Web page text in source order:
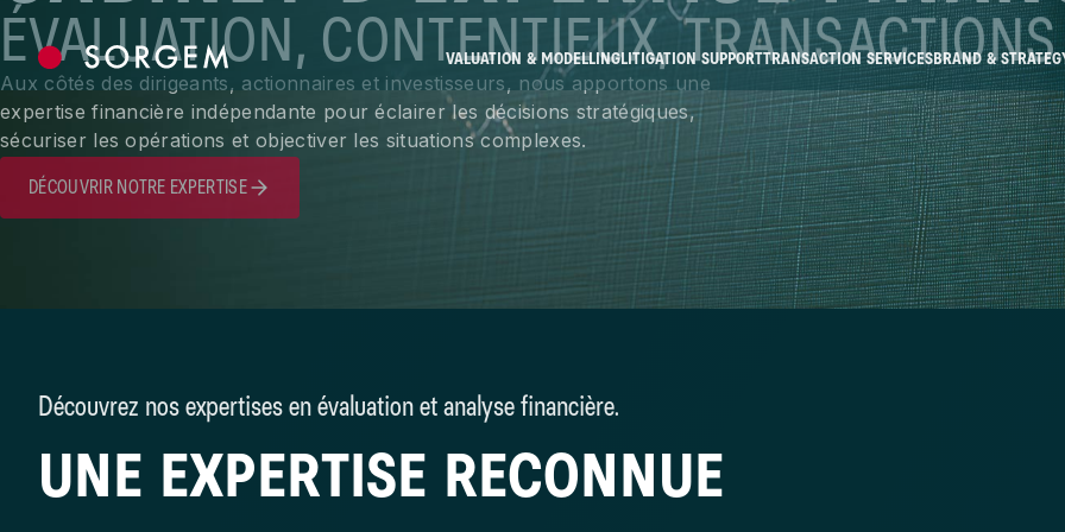
Skip to content
VALUATION & MODELLINGLITIGATION SUPPORTTRANSACTION SERVICESBRAND &
ÉVALUATION, CONTENTIEUX,
Aux côtés des dirigeants, actionnaires et investisseurs, nous apportons une
expertise financière indépendante pour éclairer les décisions stratégiques,
sécuriser les opérations et objectiver les situations complexes.
DÉCOUVRIR NOTRE EXPERTISE
Découvrez nos expertises en évaluation et analyse financière.
UNE EXPERTISE RECONNUE